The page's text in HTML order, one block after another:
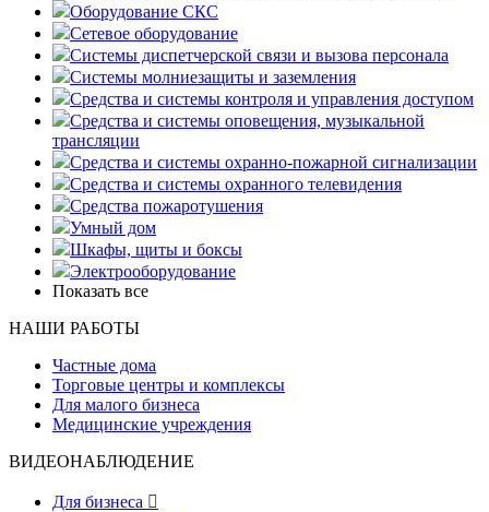
Оборудование СКС
Сетевое оборудование
Системы диспетчерской связи и вызова персонала
Системы молниезащиты и заземления
Средства и системы контроля и управления доступом
Средства и системы оповещения, музыкальной
трансляции
Средства и системы охранно-пожарной сигнализации
Средства и системы охранного телевидения
Средства пожаротушения
Умный дом
Шкафы, щиты и боксы
Электрооборудование
Показать все
НАШИ РАБОТЫ
Частные дома
Торговые центры и комплексы
Для малого бизнеса
Медицинские учреждения
ВИДЕОНАБЛЮДЕНИЕ
Для бизнеса 